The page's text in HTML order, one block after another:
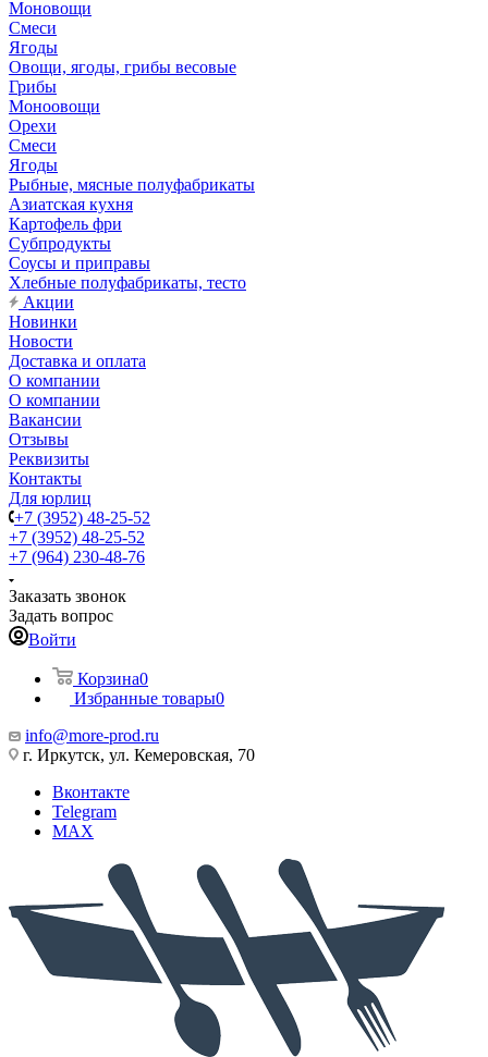
Моновощи
Смеси
Ягоды
Овощи, ягоды, грибы весовые
Грибы
Моноовощи
Орехи
Смеси
Ягоды
Рыбные, мясные полуфабрикаты
Азиатская кухня
Картофель фри
Субпродукты
Соусы и приправы
Хлебные полуфабрикаты, тесто
Акции
Новинки
Новости
Доставка и оплата
О компании
О компании
Вакансии
Отзывы
Реквизиты
Контакты
Для юрлиц
+7 (3952) 48-25-52
+7 (3952) 48-25-52
+7 (964) 230-48-76
Заказать звонок
Задать вопрос
Войти
Корзина0
Избранные товары0
info@more-prod.ru
г. Иркутск, ул. Кемеровская, 70
Вконтакте
Telegram
MAX